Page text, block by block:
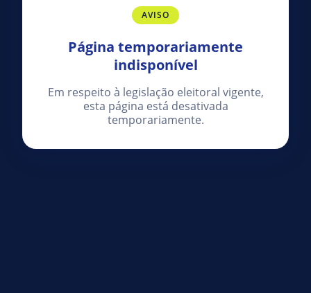
AVISO
Página temporariamente
indisponível
Em respeito à legislação eleitoral vigente,
esta página está desativada
temporariamente.